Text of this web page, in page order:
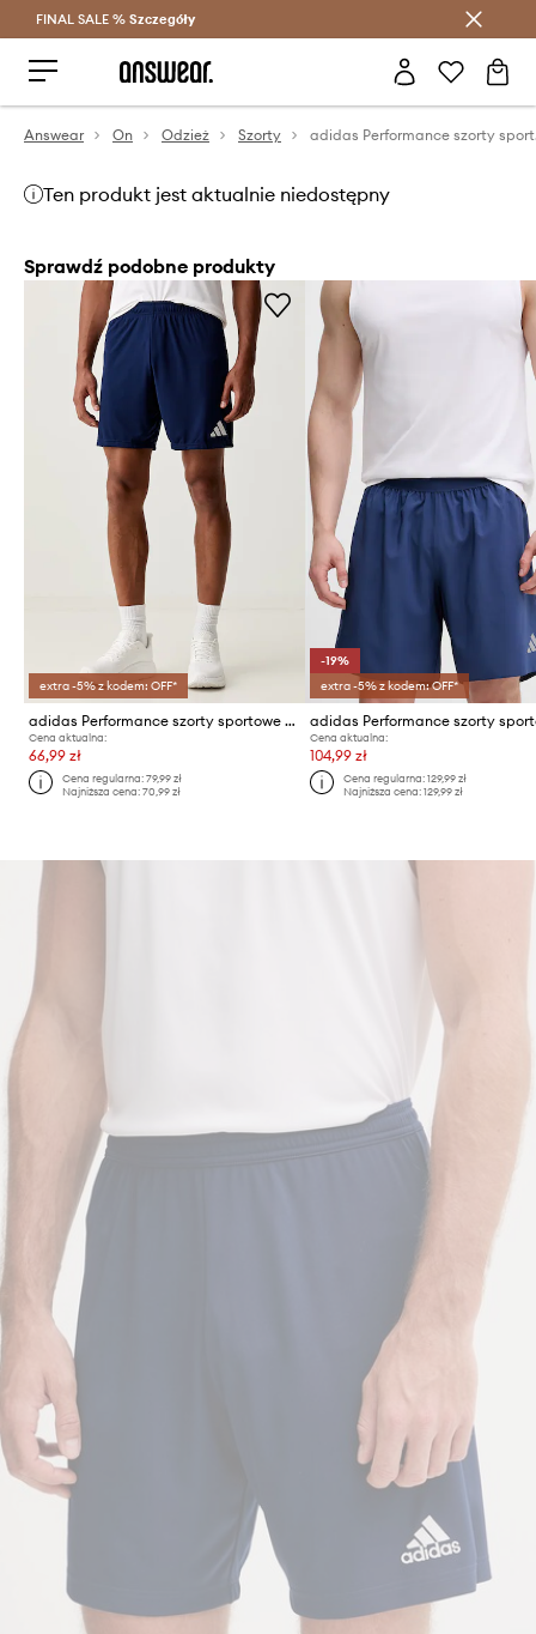
Oszczędzaj z Answear Club >
FINAL SALE % Szczegóły
Answear On Odzież Szorty
Ten produkt jest aktualnie niedostępny
Sprawdź podobne produkty
extra -5% z kodem: OFF*
adidas Performance szorty sportowe męskie Entrada26
Cena aktualna:
66,99 zł
Cena regularna:79,99 zł
Najniższa cena:70,99 zł
-19%
extra -5% z kodem: OFF*
Cena aktualna:
104,99 zł
Cena regularna: 129,99 zł
Najniższa cena: 129,99 zł